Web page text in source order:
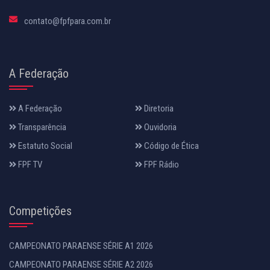
contato@fpfpara.com.br
A Federação
A Federação
Diretoria
Transparência
Ouvidoria
Estatuto Social
Código de Ética
FPF TV
FPF Rádio
Competições
CAMPEONATO PARAENSE SÉRIE A1 2026
CAMPEONATO PARAENSE SÉRIE A2 2026